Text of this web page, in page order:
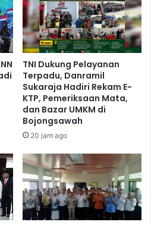
TNI Dukung Pelayanan
Terpadu, Danramil
Sukaraja Hadiri Rekam E-
KTP, Pemeriksaan Mata,
dan Bazar UMKM di
Bojongsawah
20 jam ago